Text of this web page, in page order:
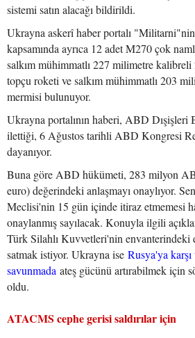
sistemi satın alacağı bildirildi.
Ukrayna askerî haber portalı
kapsamında ayrıca 12 adet M270 çok
salkım mühimmatlı 227 milimetre
topçu roketi ve salkım mühimmatlı 203
mermisi bulunuyor.
Ukrayna portalının haberi, ABD Dışişleri
ilettiği, 6 Ağustos tarihli ABD Kongresi
dayanıyor.
Buna göre ABD hükümeti, 283 milyon
euro) değerindeki anlaşmayı onaylıyor.
Meclisi'nin 15 gün içinde itiraz etmemesi
onaylanmış sayılacak. Konuyla ilgili
Türk Silahlı Kuvvetleri'nin envanterindeki
satmak istiyor. Ukrayna ise Rusya'ya karşı
savunmada ateş gücünü artırabilmek için
oldu.
ATACMS cephe gerisi saldırılar için